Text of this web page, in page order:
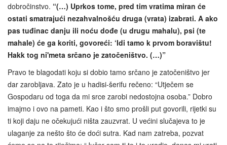
dobročinstvo. “(…) Uprkos tome, pred tim vratima miran će
ostati smatrajući nezahvalnošću druga (vrata) izabrati. A ako
pas tuđinac danju ili noću dođe (u drugu mahalu), psi (te
mahale) će ga koriti, govoreći: ‘Idi tamo k prvom boravištu!
Hakk tog ni'meta srčano je zatočeništvo. (…)”
Pravo te blagodati koju si dobio tamo srčano je zatočeništvo jer
dar zarobljava. Zato je u hadisi-šerifu rečeno: “Utječem se
Gospodaru od toga da mi srce zarobi nedostojna osoba.” Dobro
imajmo i ovo na pameti. Kao i što smo prošli put govorili, rijetki su
ti koji daju ne očekujući ništa zauzvrat. U većini slučajeva to je
ulaganje za nešto što će doći sutra. Kad nam zatreba, pozvat